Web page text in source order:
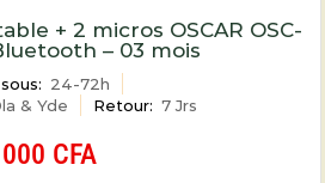
+ 2 micros OSCAR OSC-
– 03 mois
24-72h
& Yde Retour: 7 Jrs
CFA